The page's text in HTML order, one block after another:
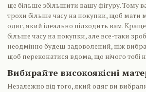
ще більше збільшити вашу фігуру. Тому
трохи більше часу на покупки, щоб мати
одяг, який ідеально підходить вам.
більше часу на покупки, але все-таки
неодмінно будеш задоволений, ніж
щоб переконатися вдома, що нічого тобі
Вибирайте високоякісні
Незалежно від того, який одяг ви